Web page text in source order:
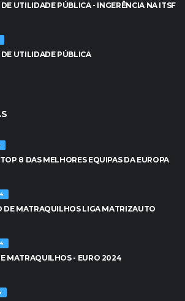
UTILIDADE PÚBLICA - INGERÊNCIA NA ITSF
UTILIDADE PÚBLICA
8 DAS MELHORES EQUIPAS DA EUROPA
DE MATRAQUILHOS LIGA MATRIZAUTO
MATRAQUILHOS - EURO 2024